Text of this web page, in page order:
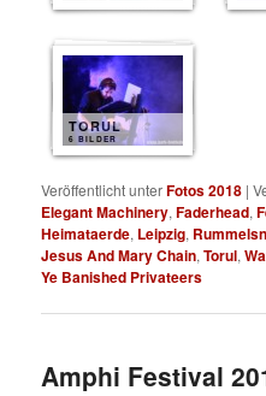
TORUL
6 BILDER
Veröffentlicht unterFotos 2018 |
Elegant Machinery,Faderhead,
Heimataerde, Leipzig,
Jesus And Mary Chain,Torul,
Ye Banished Privateers
Amphi Festival